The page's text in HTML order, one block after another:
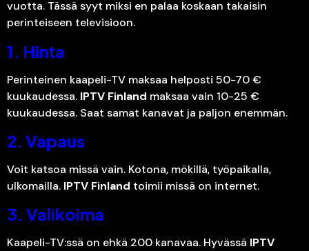
vuotta. Tässä syyt miksi en palaa koskaan takaisin
perinteiseen televisioon.
1. Hinta
Perinteinen kaapeli-TV maksaa helposti 50-70 €
kuukaudessa. IPTV Finland maksaa vain 10-25 €
kuukaudessa. Saat samat kanavat ja paljon enemmän.
2. Vapaus
Voit katsoa missä vain. Kotona, mökillä, työpaikalla,
ulkomailla. IPTV Finland toimii missä on internet.
3. Valikoima
Kaapeli-TV:ssä on ehkä 200 kanavaa. Hyvässä IPTV